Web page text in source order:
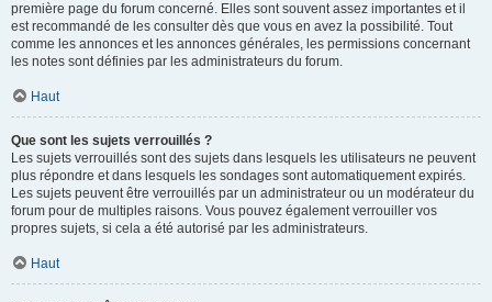
première page du forum concerné. Elles sont souvent assez importantes et il
est recommandé de les consulter dès que vous en avez la possibilité. Tout
comme les annonces et les annonces générales, les permissions concernant
les notes sont définies par les administrateurs du forum.
Haut
Que sont les sujets verrouillés ?
Les sujets verrouillés sont des sujets dans lesquels les utilisateurs ne peuvent
plus répondre et dans lesquels les sondages sont automatiquement expirés.
Les sujets peuvent être verrouillés par un administrateur ou un modérateur du
forum pour de multiples raisons. Vous pouvez également verrouiller vos
propres sujets, si cela a été autorisé par les administrateurs.
Haut